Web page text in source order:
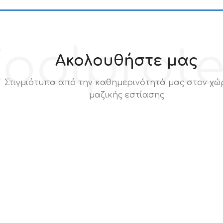
Ακολουθήστε μας
Στιγμιότυπα από την καθημερινότητά μας στον
μαζικής εστίασης